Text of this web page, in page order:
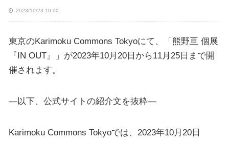
2023/10/23 10:00
東京のKarimoku Commons Tokyoにて、「熊野亘 個展
『IN OUT』」が2023年10月20日から11月25日まで開
催されます。
—以下、公式サイトの紹介文を抜粋—
Karimoku Commons Tokyoでは、2023年10月20日